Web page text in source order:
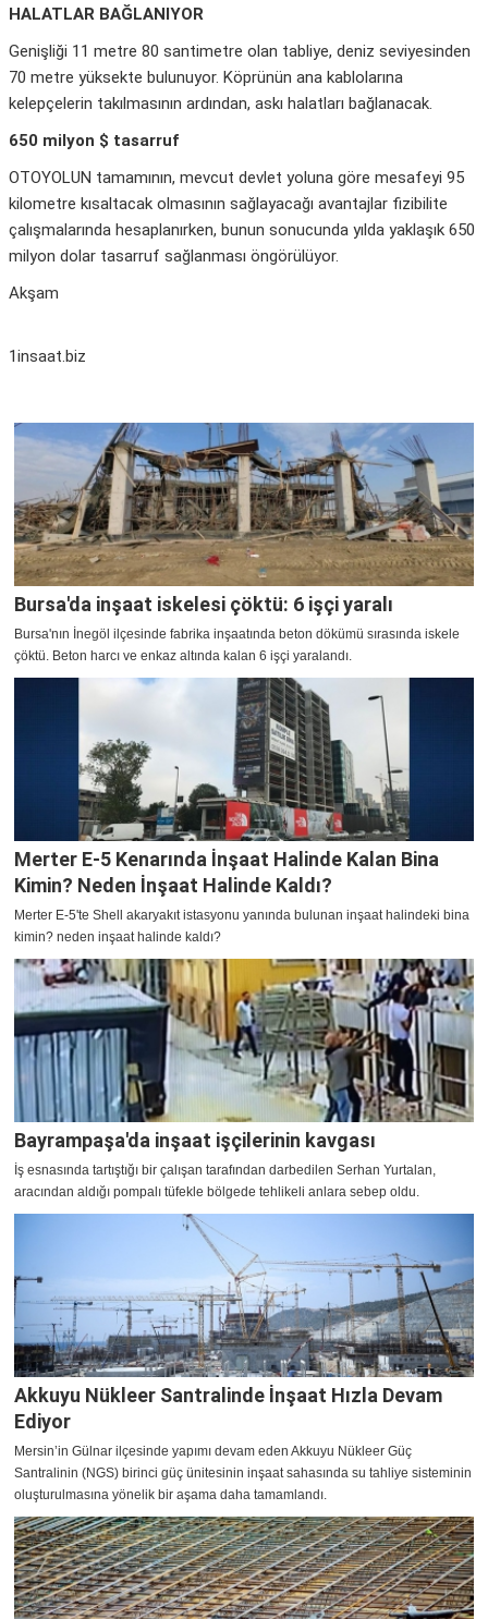
HALATLAR BAĞLANIYOR
Genişliği 11 metre 80 santimetre olan tabliye, deniz seviyesinden
70 metre yüksekte bulunuyor. Köprünün ana kablolarına
kelepçelerin takılmasının ardından, askı halatları bağlanacak.
650 milyon $ tasarruf
OTOYOLUN tamamının, mevcut devlet yoluna göre mesafeyi 95
kilometre kısaltacak olmasının sağlayacağı avantajlar fizibilite
çalışmalarında hesaplanırken, bunun sonucunda yılda yaklaşık 650
milyon dolar tasarruf sağlanması öngörülüyor.
Akşam
1insaat.biz
Bursa'da inşaat iskelesi çöktü: 6 işçi yaralı
Bursa'nın İnegöl ilçesinde fabrika inşaatında beton dökümü sırasında iskele
çöktü. Beton harcı ve enkaz altında kalan 6 işçi yaralandı.
Merter E-5 Kenarında İnşaat Halinde Kalan Bina
Kimin? Neden İnşaat Halinde Kaldı?
Merter E-5'te Shell akaryakıt istasyonu yanında bulunan inşaat halindeki bina
kimin? neden inşaat halinde kaldı?
Bayrampaşa'da inşaat işçilerinin kavgası
İş esnasında tartıştığı bir çalışan tarafından darbedilen Serhan Yurtalan,
aracından aldığı pompalı tüfekle bölgede tehlikeli anlara sebep oldu.
Akkuyu Nükleer Santralinde İnşaat Hızla Devam
Ediyor
Mersin’in Gülnar ilçesinde yapımı devam eden Akkuyu Nükleer Güç
Santralinin (NGS) birinci güç ünitesinin inşaat sahasında su tahliye sisteminin
oluşturulmasına yönelik bir aşama daha tamamlandı.